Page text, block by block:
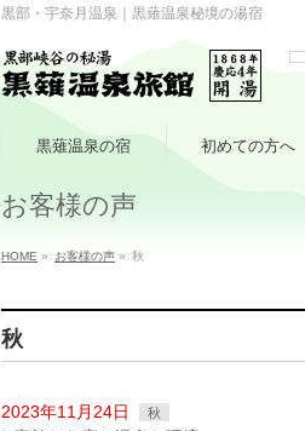
黒部・宇奈月温泉｜黒薙温泉秘境の湯宿
黒薙温泉の宿 初めての方へ
お客様の声
HOME » お客様の声 » 秋
秋
2023年11月24日 秋